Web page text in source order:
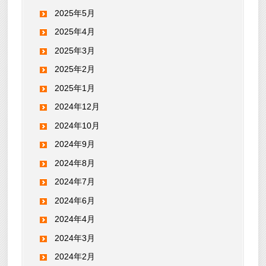
2025年5月
2025年4月
2025年3月
2025年2月
2025年1月
2024年12月
2024年10月
2024年9月
2024年8月
2024年7月
2024年6月
2024年4月
2024年3月
2024年2月